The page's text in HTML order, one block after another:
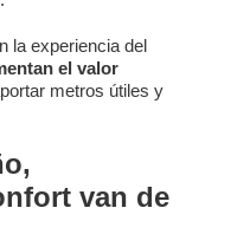
la experiencia del
el valor
metros útiles y
van de